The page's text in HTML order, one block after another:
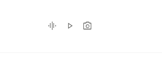
indicadores
económicos
graphic_eq play_arrow photo_camera